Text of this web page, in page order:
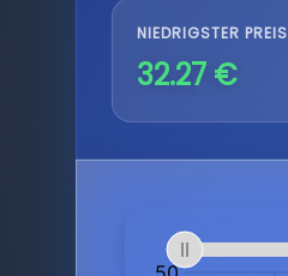
NIEDRIGSTER PREIS
32.27 €